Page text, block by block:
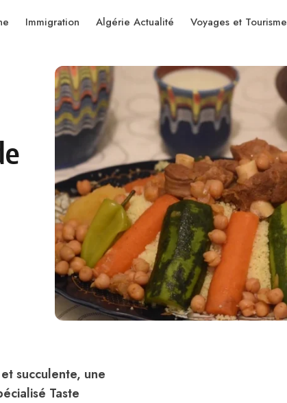
Immigration Algérie Actualité Voyages et Tourisme
succulente, une
Taste